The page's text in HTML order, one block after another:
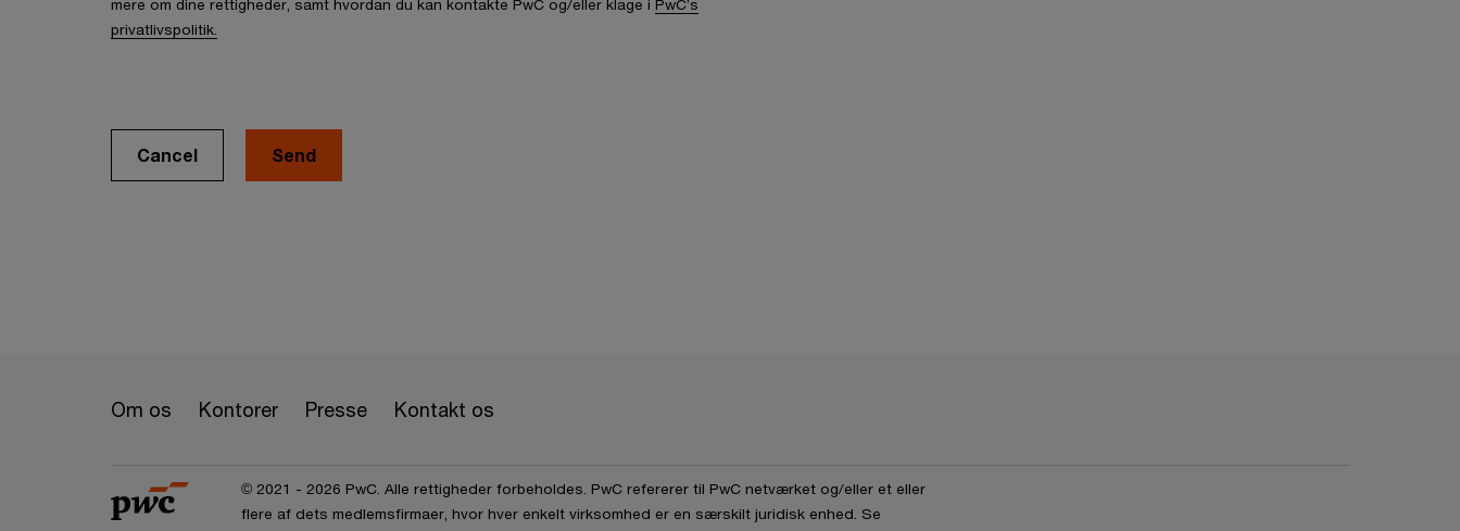
mere om dine rettigheder, samt hvordan du kan kontakte PwC og/eller klage i PwC’s
privatlivspolitik.
Cancel
Om os Kontorer Presse Kontakt os
© 2021 - 2026 PwC. Alle rettigheder forbeholdes. PwC refererer til PwC netværket og/eller et eller
flere af dets medlemsfirmaer, hvor hver enkelt virksomhed er en særskilt juridisk enhed. Se